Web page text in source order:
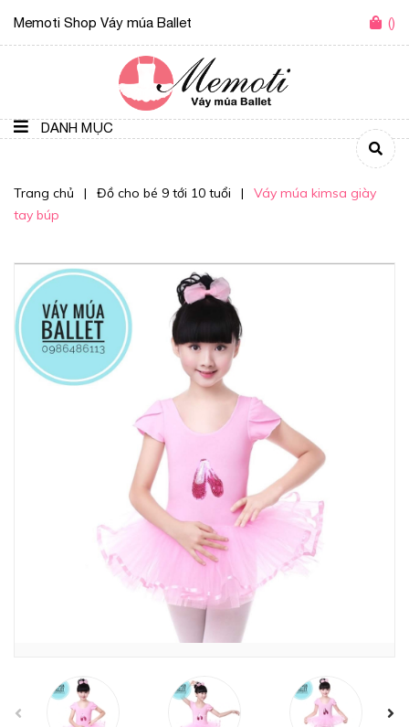
Memoti Shop Váy múa Ballet ()
DANH MỤC
Trang chủ | Đồ cho bé 9 tới 10 tuổi |
Váy múa kimsa giày
tay búp
prev